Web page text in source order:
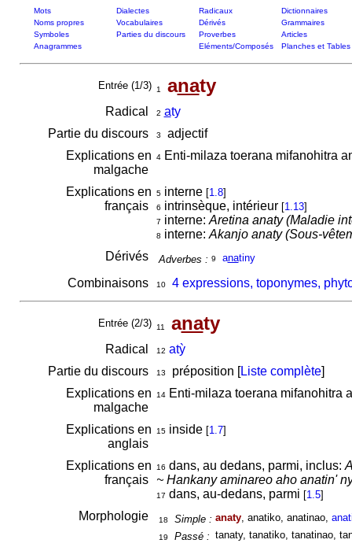
Mots Dialectes Radicaux
Dictionnaires
Noms propres
Vocabulaires Dérivés
Grammaires
Symboles
Parties du discours Proverbes
Articles
Anagrammes
Eléments/Composés Planches et Tables
Entrée (1/3) 1 anaty
Radical 2 aty
Partie du discours
3
adjectif
Explications en
malgache
4Enti-milaza toerana mifanohitra
Explications en
français
5interne [1.8]
6 intrinsèque, intérieur [1.13]
7 interne: Aretina anaty (Maladie
8 interne: Akanjo anaty (Sous-
Dérivés
Adverbes : 9 anatiny
Combinaisons 10 4 expressions, toponymes,
Entrée (2/3) 11 anaty
Radical 12 atỳ
Partie du discours
13 préposition [Liste complète]
Explications en
malgache
14Enti-milaza toerana mifanohitra
Explications en
anglais
15inside [1.7]
Explications en
français
16 dans, au dedans, parmi, inclus:
~ Hankany aminareo aho anatin'
17 dans, au-dedans, parmi [1.5]
Morphologie 18 Simple : anaty, anatiko, anatinao,
19 Passé : tanaty, tanatiko, tanatinao,